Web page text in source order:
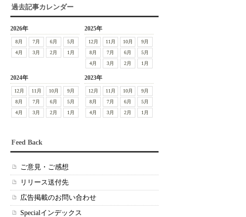
過去記事カレンダー
2026年
8月 7月 6月
5月
4月
3月 2月 1月
2025年
12月 11月 10月
9月
8月
7月 6月
5月
4月
3月 2月 1月
2024年
12月 11月 10月
9月
8月
7月 6月
5月
4月
3月 2月 1月
2023年
12月 11月 10月
9月
8月
7月 6月
5月
4月
3月 2月 1月
Feed Back
ご意見・ご感想
リリース送付先
広告掲載のお問い合わせ
Specialインデックス